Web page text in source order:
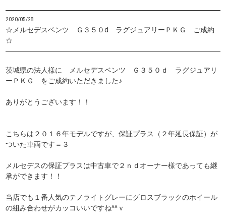
2020/05/28
☆メルセデスベンツ Ｇ３５０ⅾ ラグジュアリーＰＫＧ ご成約
☆
茨城県の法人様に メルセデスベンツ Ｇ３５０ｄ ラグジュアリ
ーＰＫＧ をご成約いただきました♪
ありがとうございます！！
こちらは２０１６年モデルですが、保証プラス（２年延長保証）が
ついた車両です＝３
メルセデスの保証プラスは中古車で２ｎｄオーナー様であっても継
承ができます！！
当店でも１番人気のテノライトグレーにグロスブラックのホイール
の組み合わせがカッコいいですね^^ｖ